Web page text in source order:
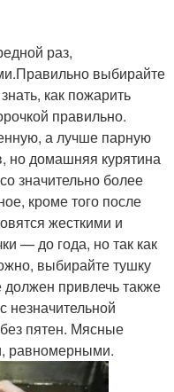
раз,
выбирайте
как пожарить
правильно.
а лучше парную
но домашняя курятина
значительно более
кроме того после
жесткими и
— до года, но так как
выбирайте тушку
привлечь также
пятен. Мясные
равномерными.